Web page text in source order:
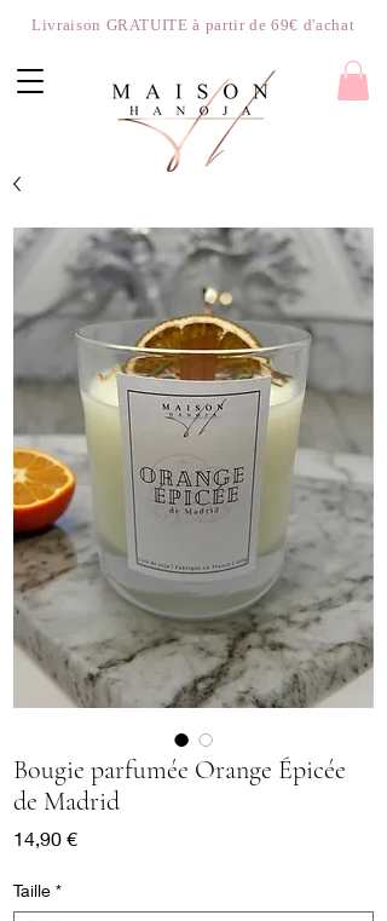
Livraison GRATUITE à partir de 69€ d'achat
Bougie parfumée Orange Épicée
de Madrid
14,90 €Prix
Taille *